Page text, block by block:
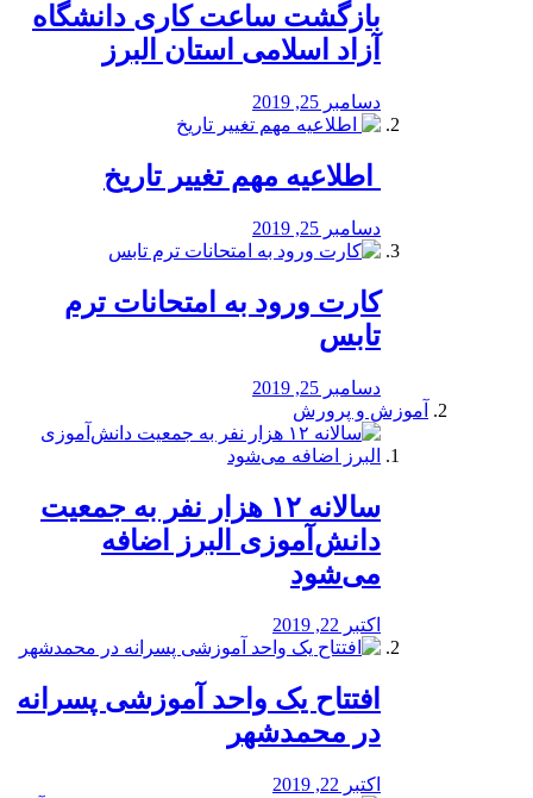
بازگشت ساعت کاری دانشگاه
آزاد اسلامی استان البرز
دسامبر 25, 2019
️ اطلاعیه مهم تغییر تاریخ
دسامبر 25, 2019
کارت ورود به امتحانات ترم
تابس
دسامبر 25, 2019
آموزش و پرورش
️سالانه ۱۲ هزار نفر به جمعیت
دانش‌آموزی البرز اضافه
می‌شود
اکتبر 22, 2019
افتتاح یک واحد آموزشی پسرانه
در محمدشهر
اکتبر 22, 2019